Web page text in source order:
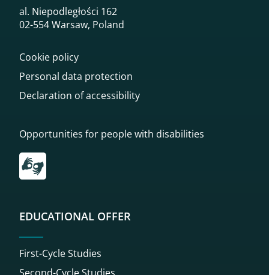
al. Niepodległości 162
02-554 Warsaw, Poland
Cookie policy
Personal data protection
Declaration of accessibility
Opportunities for people with disabilities
Przekierowanie do tłumacza on-line języka migowego
EDUCATIONAL OFFER
First-Cycle Studies
Second-Cycle Studies